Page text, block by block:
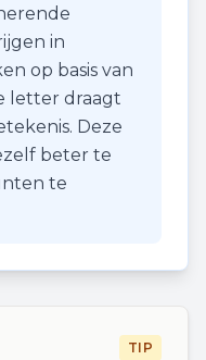
in
op basis van
letter draagt
Deze
beter te
te
TIP